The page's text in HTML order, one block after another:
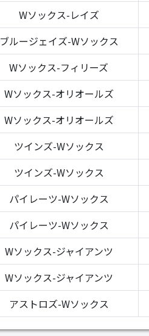
Wソックス-レイズ
ブルージェイズ-Wソックス
Wソックス-フィリーズ
Wソックス-オリオールズ
Wソックス-オリオールズ
ツインズ-Wソックス
ツインズ-Wソックス
パイレーツ-Wソックス
パイレーツ-Wソックス
Wソックス-ジャイアンツ
Wソックス-ジャイアンツ
アストロズ-Wソックス